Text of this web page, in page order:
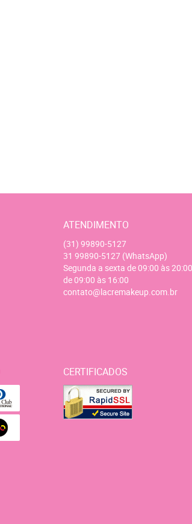
ATENDIMENTO
(31) 99890-5127
31 99890-5127 (WhatsApp)
Segunda a sexta de 09:00 às
de 09:00 às 16:00
contato@lacremakeup.com.br
CERTIFICADOS